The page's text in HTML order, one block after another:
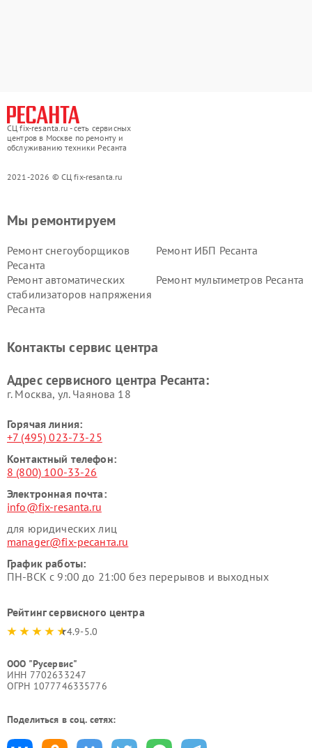
СЦ fix-resanta.ru - сеть сервисных
центров в Москве по ремонту и
обслуживанию техники Ресанта
2021-2026 © СЦ fix-resanta.ru
Мы ремонтируем
Ремонт снегоуборщиков
Ресанта
Ремонт ИБП Ресанта
Ремонт автоматических
стабилизаторов напряжения
Ресанта
Ремонт мультиметров Ресанта
Контакты сервис центра
Адрес сервисного центра Ресанта:
г. Москва, ул. Чаянова 18
Горячая линия:
+7 (495) 023-73-25
Контактный телефон:
8 (800) 100-33-26
Электронная почта:
info@fix-resanta.ru
для юридических лиц
manager@fix-ресанта.ru
График работы:
ПН-ВСК с 9:00 до 21:00 без перерывов и выходных
Рейтинг сервисного центра
4.9-5.0
ООО "Русервис"
ИНН 7702633247
ОГРН 1077746335776
Поделиться в соц. сетях: